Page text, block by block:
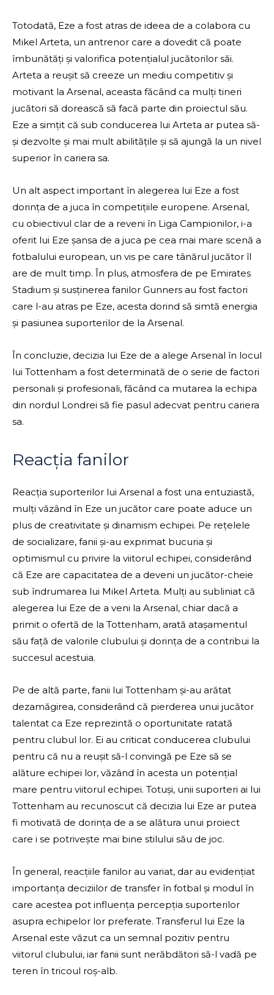
Totodată, Eze a fost atras de ideea de a colabora cu
Mikel Arteta, un antrenor care a dovedit că poate
îmbunătăți și valorifica potențialul jucătorilor săi.
Arteta a reușit să creeze un mediu competitiv și
motivant la Arsenal, aceasta făcând ca mulți tineri
jucători să dorească să facă parte din proiectul său.
Eze a simțit că sub conducerea lui Arteta ar putea să-
și dezvolte și mai mult abilitățile și să ajungă la un nivel
superior în cariera sa.
Un alt aspect important în alegerea lui Eze a fost
dorința de a juca în competițiile europene. Arsenal,
cu obiectivul clar de a reveni în Liga Campionilor, i-a
oferit lui Eze șansa de a juca pe cea mai mare scenă a
fotbalului european, un vis pe care tânărul jucător îl
are de mult timp. În plus, atmosfera de pe Emirates
Stadium și susținerea fanilor Gunners au fost factori
care l-au atras pe Eze, acesta dorind să simtă energia
și pasiunea suporterilor de la Arsenal.
În concluzie, decizia lui Eze de a alege Arsenal în locul
lui Tottenham a fost determinată de o serie de factori
personali și profesionali, făcând ca mutarea la echipa
din nordul Londrei să fie pasul adecvat pentru cariera
sa.
Reacția fanilor
Reacția suporterilor lui Arsenal a fost una entuziastă,
mulți văzând în Eze un jucător care poate aduce un
plus de creativitate și dinamism echipei. Pe rețelele
de socializare, fanii și-au exprimat bucuria și
optimismul cu privire la viitorul echipei, considerând
că Eze are capacitatea de a deveni un jucător-cheie
sub îndrumarea lui Mikel Arteta. Mulți au subliniat că
alegerea lui Eze de a veni la Arsenal, chiar dacă a
primit o ofertă de la Tottenham, arată atașamentul
său față de valorile clubului și dorința de a contribui la
succesul acestuia.
Pe de altă parte, fanii lui Tottenham și-au arătat
dezamăgirea, considerând că pierderea unui jucător
talentat ca Eze reprezintă o oportunitate ratată
pentru clubul lor. Ei au criticat conducerea clubului
pentru că nu a reușit să-l convingă pe Eze să se
alăture echipei lor, văzând în acesta un potențial
mare pentru viitorul echipei. Totuși, unii suporteri ai lui
Tottenham au recunoscut că decizia lui Eze ar putea
fi motivată de dorința de a se alătura unui proiect
care i se potrivește mai bine stilului său de joc.
În general, reacțiile fanilor au variat, dar au evidențiat
importanța deciziilor de transfer în fotbal și modul în
care acestea pot influența percepția suporterilor
asupra echipelor lor preferate. Transferul lui Eze la
Arsenal este văzut ca un semnal pozitiv pentru
viitorul clubului, iar fanii sunt nerăbdători să-l vadă pe
teren în tricoul roș-alb.